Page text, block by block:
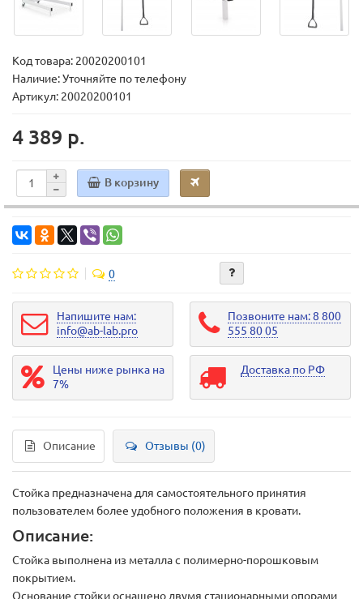
Код товара: 20020200101
Наличие: Уточняйте по телефону
Артикул: 20020200101
4 389 р.
В корзину
0
Напишите нам:
info@ab-lab.pro
Позвоните нам: 8 800
555 80 05
Цены ниже рынка на
7%
Доставка по РФ
Описание Отзывы (0)
Стойка предназначена для самостоятельного принятия
пользователем более удобного положения в кровати.
Описание:
Стойка выполнена из металла с полимерно-порошковым
покрытием.
Основание стойки оснащено двумя стационарными опорами